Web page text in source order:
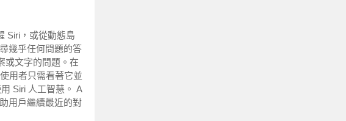
Siri，或從動態島
幾乎任何問題的答
或文字的問題。在
用者只需看著它並
Siri 人工智慧。 A
用戶繼續最近的對